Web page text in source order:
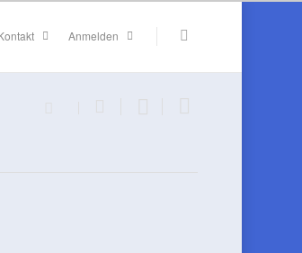
Anmelden